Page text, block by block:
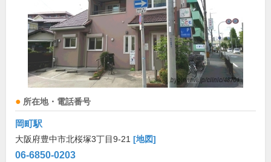
所在地・電話番号
岡町駅
大阪府豊中市北桜塚3丁目9-21 [地図]
06-6850-0203